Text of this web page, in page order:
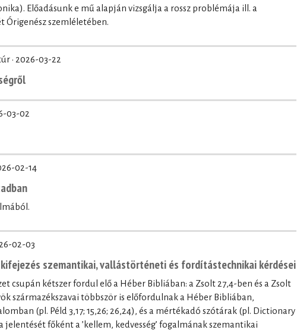
Előadásunk e mű alapján vizsgálja a rossz problémája ill. a
Órigenész szemléletében.
· 2026-03-22
03-02
02-14
02-03
A נֹֽעַם־יְ֜הוָ֗ה / נֹ֤עַם אֲדֹנָ֥י kifejezés szemantikai, vallástörténeti és fordítástechnikai kérdései
(pl. Péld 3,17; 15,26; 26,24), és a mértékadó szótárak (pl. Dictionary
jelentését főként a ’kellem, kedvesség’ fogalmának szemantikai